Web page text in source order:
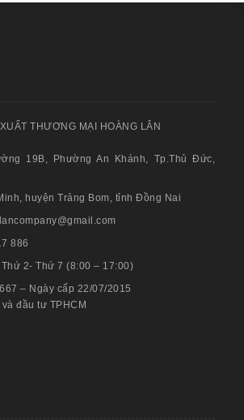
THƯƠNG MẠI HOÀNG LÂN
19B, Phường An Khánh, Tp.Thủ Đức,
huyện Trảng Bom, tỉnh Đồng Nai
886
2- Thứ 7 (8:00 – 17:00)
– Ngày cấp 22/07/2015
đầu tư TPHCM